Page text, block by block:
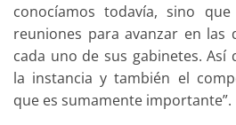
conocíamos todavía, sino
reuniones para avanzar en las
cada uno de sus gabinetes. Así
la instancia y también el
que es sumamente importante”.